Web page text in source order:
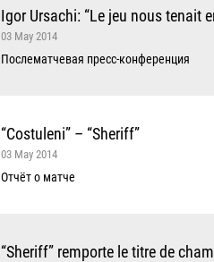
Igor Ursachi: “Le jeu nous tenait
03 May 2014
Послематчевая пресс-конференция
“Costuleni” – “Sheriff”
03 May 2014
Отчёт о матче
“Sheriff” remporte le titre de